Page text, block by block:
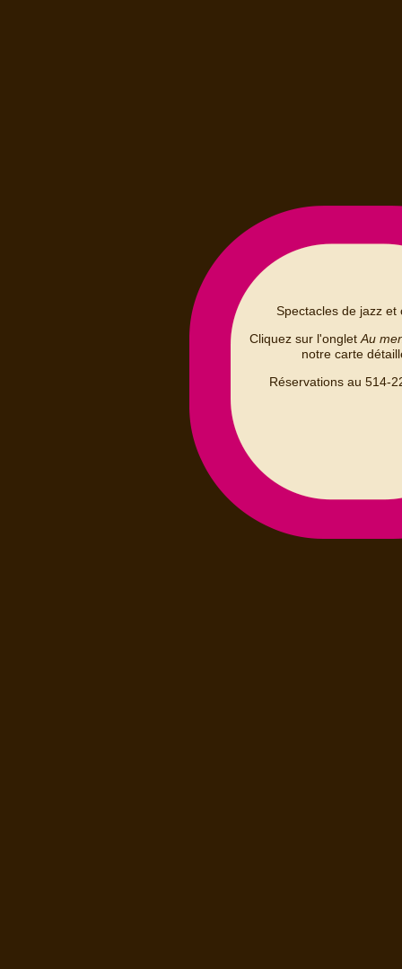
Spectacles de jazz et
Cliquez sur l'onglet Au
notre carte
Réservations au 514-